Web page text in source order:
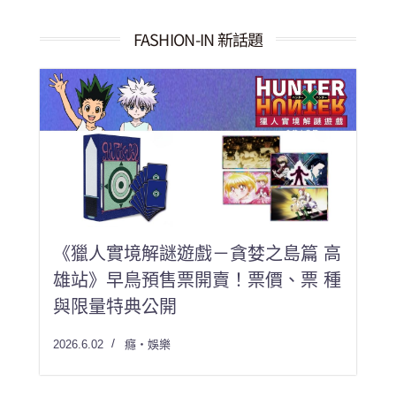
果：
FASHION-IN 新話題
《獵人實境解謎遊戲－貪婪之島篇 高
雄站》早鳥預售票開賣！票價、票 種
與限量特典公開
2026.6.02 癮・娛樂